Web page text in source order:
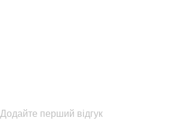
Додайте перший відгук